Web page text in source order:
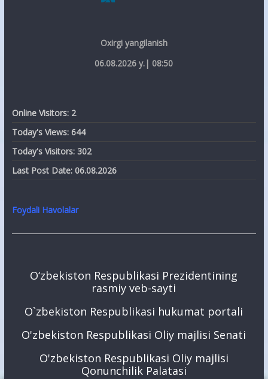
Oxirgi yangilanish
06.08.2026 y.| 08:50
Online Visitors: 2
Today's Views: 644
Today's Visitors: 302
Last Post Date: 06.08.2026
Foydali Havolalar
O‘zbekiston Respublikasi Prezidentining
rasmiy veb-sayti
O`zbekiston Respublikasi hukumat portali
O'zbekiston Respublikasi Oliy majlisi Senati
O'zbekiston Respublikasi Oliy majlisi
Qonunchilik Palatasi